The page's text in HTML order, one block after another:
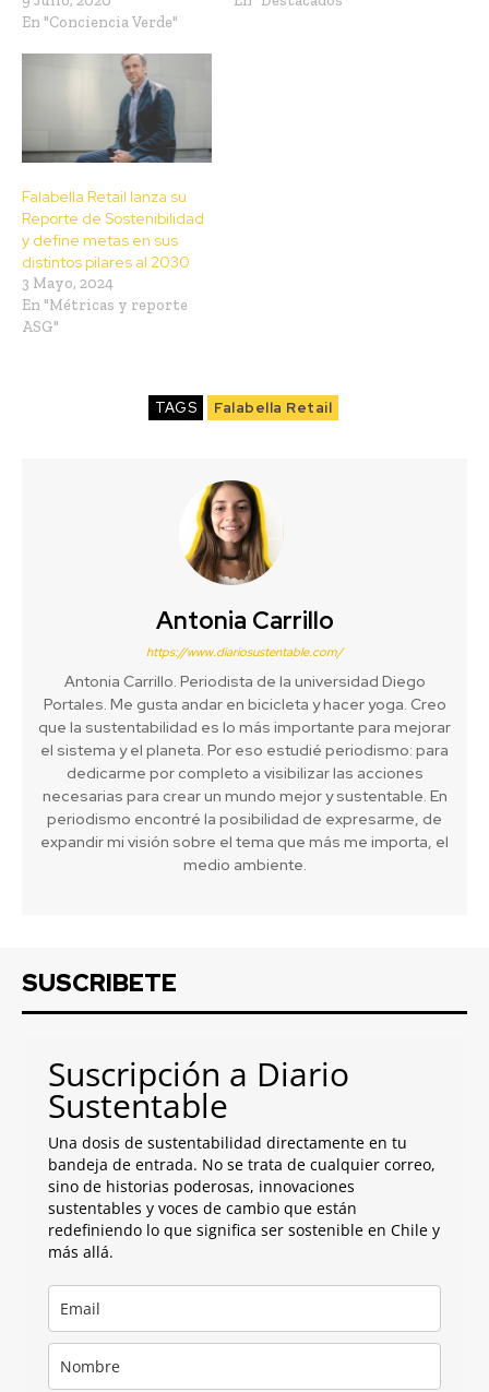
En "Conciencia Verde"
Falabella Retail lanza su
Reporte de Sostenibilidad
y define metas en sus
distintos pilares al 2030
3 Mayo, 2024
En "Métricas y reporte
ASG"
TAGS Falabella Retail
Antonia Carrillo
https://www.diariosustentable.com/
Antonia Carrillo. Periodista de la universidad Diego
Portales. Me gusta andar en bicicleta y hacer yoga. Creo
que la sustentabilidad es lo más importante para mejorar
el sistema y el planeta. Por eso estudié periodismo: para
dedicarme por completo a visibilizar las acciones
necesarias para crear un mundo mejor y sustentable. En
periodismo encontré la posibilidad de expresarme, de
expandir mi visión sobre el tema que más me importa, el
medio ambiente.
SUSCRIBETE
Suscripción a Diario
Sustentable
Una dosis de sustentabilidad directamente en tu
bandeja de entrada. No se trata de cualquier correo,
sino de historias poderosas, innovaciones
sustentables y voces de cambio que están
redefiniendo lo que significa ser sostenible en Chile y
más allá.